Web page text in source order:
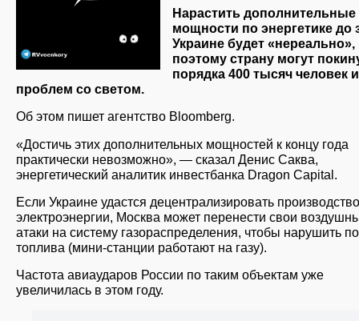
Нарастить дополнительные
мощности по энергетике до
Украине будет «нереально»,
поэтому страну могут
порядка 400 тысяч человек
проблем со светом.
Об этом пишет агентство Bloomberg.
«Достичь этих дополнительных мощностей к концу года
практически невозможно», — сказал Денис Саква,
энергетический аналитик инвестбанка Dragon Capital.
Если Украине удастся децентрализировать производство
электроэнергии, Москва может перенести свои
атаки на систему газораспределения, чтобы нарушить
топлива (мини-станции работают на газу).
Частота авиаударов России по таким объектам уже
увеличилась в этом году.